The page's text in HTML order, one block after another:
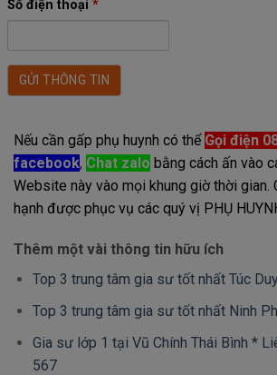
Số điện thoại *
Nếu cần gấp phụ huynh có thể Gọi điện
facebook, Chat zalo bằng cách ấn vào
Website này vào mọi khung giờ thời gian.
hạnh được phục vụ các quý vị PHỤ
Thêm một vài thông tin hữu ích
Top 3 trung tâm gia sư tốt nhất Túc
Top 3 trung tâm gia sư tốt nhất Ninh
Gia sư lớp 1 tại Vũ Chính Thái Bình *
567